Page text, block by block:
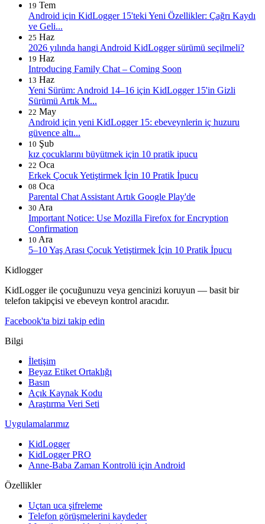
19 Tem
Android için KidLogger 15'teki Yeni Özellikler: Çağrı Kaydı
ve Geli...
25 Haz
2026 yılında hangi Android KidLogger sürümü seçilmeli?
19 Haz
Introducing Family Chat – Coming Soon
13 Haz
Yeni Sürüm: Android 14–16 için KidLogger 15'in Gizli
Sürümü Artık M...
22 May
Android için yeni KidLogger 15: ebeveynlerin iç huzuru
güvence altı...
10 Şub
kız çocuklarını büyütmek için 10 pratik ipucu
22 Oca
Erkek Çocuk Yetiştirmek İçin 10 Pratik İpucu
08 Oca
Parental Chat Assistant Artık Google Play'de
30 Ara
Important Notice: Use Mozilla Firefox for Encryption
Confirmation
10 Ara
5–10 Yaş Arası Çocuk Yetiştirmek İçin 10 Pratik İpucu
Kidlogger
KidLogger ile çocuğunuzu veya gencinizi koruyun — basit bir
telefon takipçisi ve ebeveyn kontrol aracıdır.
Facebook'ta bizi takip edin
Bilgi
İletişim
Beyaz Etiket Ortaklığı
Basın
Açık Kaynak Kodu
Araştırma Veri Seti
Uygulamalarımız
KidLogger
KidLogger PRO
Anne-Baba Zaman Kontrolü için Android
Özellikler
Uçtan uca şifreleme
Telefon görüşmelerini kaydeder